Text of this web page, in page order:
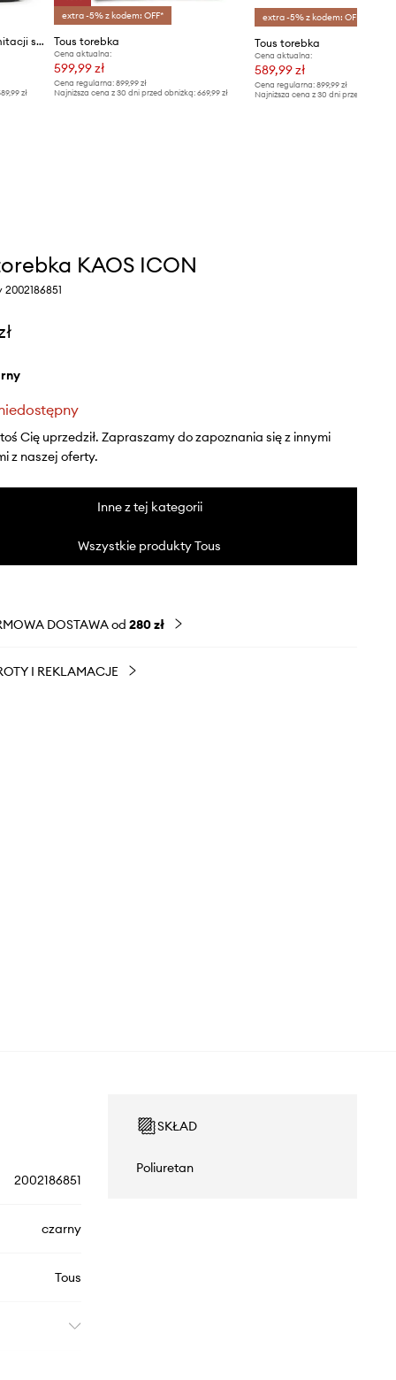
Tous listonoszka damska z imitacji skóry
zł
extra -5% z kodem: OFF*
Tous torebka
Cena aktualna:
599,99 zł
Cena regularna:899,99 zł
Najniższa cena z 30 dni przed obniżką:669,99 zł
extra -5% z kodem: OFF*
Tous torebka
Cena aktualna:
589,99 zł
Cena regularna: 899,99 zł
Najniższa cena z 30 dni przed obniżką:
KAOS ICON
Cię uprzedził. Zapraszamy do zapoznania się z innymi
z naszej oferty.
Inne z tej kategorii
Wszystkie produkty Tous
DOSTAWA od 280 zł
I REKLAMACJE
2002186851
czarny
Tous
SKŁAD
Poliuretan